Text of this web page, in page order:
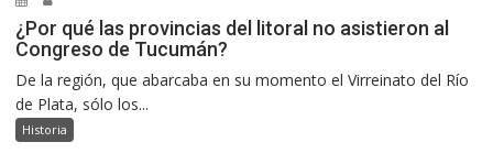
¿Por qué las provincias del litoral no asistieron al
Congreso de Tucumán?
De la región, que abarcaba en su momento el Virreinato del Río
de Plata, sólo los...
Historia